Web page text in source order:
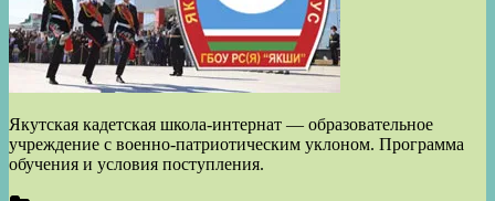
Якутская кадетская школа-интернат — образовательное
учреждение с военно-патриотическим уклоном. Программа
обучения и условия поступления.